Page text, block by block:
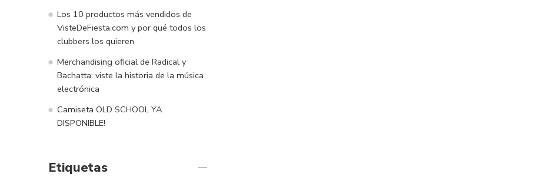
Los 10 productos más vendidos de
VisteDeFiesta.com y por qué todos los
clubbers los quieren
Merchandising oficial de Radical y
Bachatta: viste la historia de la música
electrónica
Camiseta OLD SCHOOL YA
DISPONIBLE!
Etiquetas